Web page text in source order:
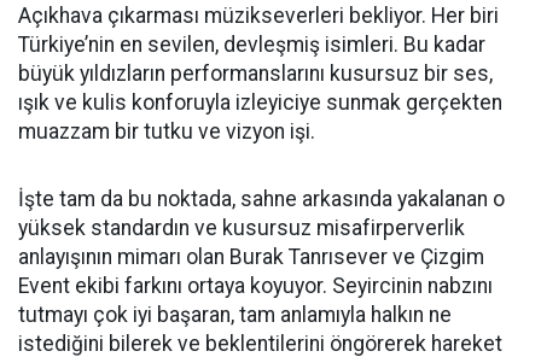
Açıkhava çıkarması müzikseverleri bekliyor. Her biri
Türkiye’nin en sevilen, devleşmiş isimleri. Bu kadar
büyük yıldızların performanslarını kusursuz bir ses,
ışık ve kulis konforuyla izleyiciye sunmak gerçekten
muazzam bir tutku ve vizyon işi.
İşte tam da bu noktada, sahne arkasında yakalanan o
yüksek standardın ve kusursuz misafirperverlik
anlayışının mimarı olan Burak Tanrısever ve Çizgim
Event ekibi farkını ortaya koyuyor. Seyircinin nabzını
tutmayı çok iyi başaran, tam anlamıyla halkın ne
istediğini bilerek ve beklentilerini öngörerek hareket